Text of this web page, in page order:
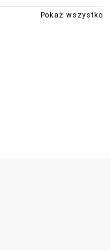
Pokaż wszystko